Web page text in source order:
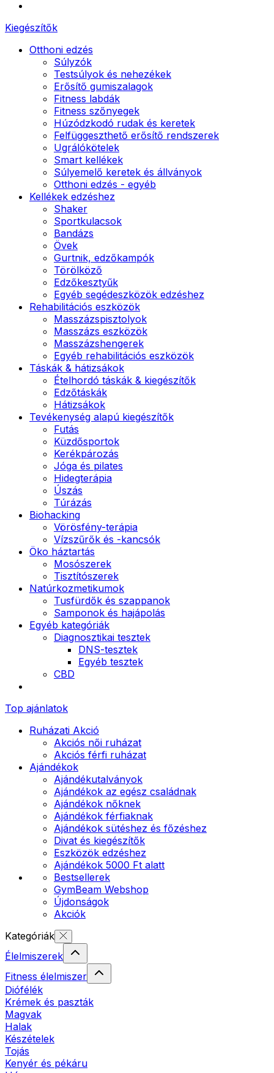
Kiegészítők
Otthoni edzés
Súlyzók
Testsúlyok és nehezékek
Erősítő gumiszalagok
Fitness labdák
Fitness szőnyegek
Húzódzkodó rudak és keretek
Felfüggeszthető erősítő rendszerek
Ugrálókötelek
Smart kellékek
Súlyemelő keretek és állványok
Otthoni edzés - egyéb
Kellékek edzéshez
Shaker
Sportkulacsok
Bandázs
Övek
Gurtnik, edzőkampók
Törölköző
Edzőkesztyűk
Egyéb segédeszközök edzéshez
Rehabilitációs eszközök
Masszázspisztolyok
Masszázs eszközök
Masszázshengerek
Egyéb rehabilitációs eszközök
Táskák & hátizsákok
Ételhordó táskák & kiegészítők
Edzőtáskák
Hátizsákok
Tevékenység alapú kiegészítők
Futás
Küzdősportok
Kerékpározás
Jóga és pilates
Hidegterápia
Úszás
Túrázás
Biohacking
Vörösfény-terápia
Vízszűrők és -kancsók
Öko háztartás
Mosószerek
Tisztítószerek
Natúrkozmetikumok
Tusfürdők és szappanok
Samponok és hajápolás
Egyéb kategóriák
Diagnosztikai tesztek
DNS-tesztek
Egyéb tesztek
CBD
Top ajánlatok
Ruházati Akció
Akciós női ruházat
Akciós férfi ruházat
Ajándékok
Ajándékutalványok
Ajándékok az egész családnak
Ajándékok nőknek
Ajándékok férfiaknak
Ajándékok sütéshez és főzéshez
Divat és kiegészítők
Eszközök edzéshez
Ajándékok 5000 Ft alatt
Bestsellerek
GymBeam Webshop
Újdonságok
Akciók
Kategóriák
Élelmiszerek
Fitness élelmiszer
Diófélék
Krémek és paszták
Magvak
Halak
Készételek
Tojás
Kenyér és pékáru